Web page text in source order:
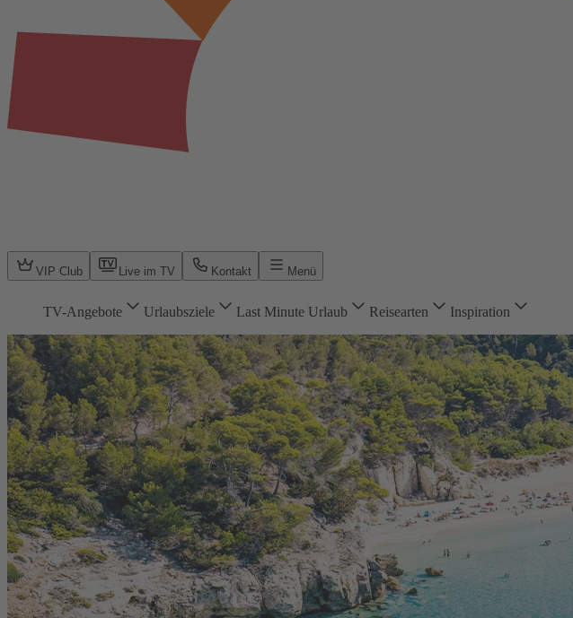
VIP Club Live im TV Kontakt Menü
TV-Angebote Urlaubsziele Last Minute Urlaub Reisearten Inspiration